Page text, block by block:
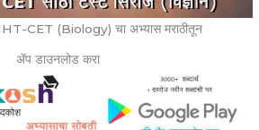
CET (Biology) चा अभ्यास मराठीतून
ॲप डाउनलोड करा